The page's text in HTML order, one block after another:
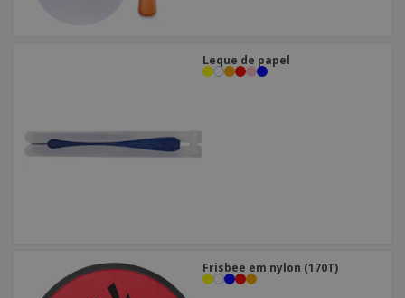
Leque de papel
Frisbee em nylon (170T)